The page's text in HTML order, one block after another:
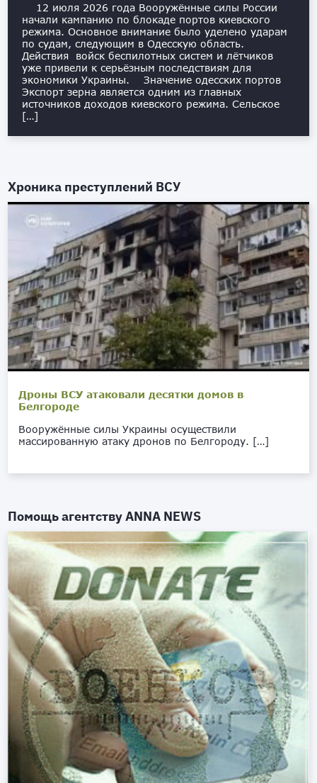
12 июля 2026 года Вооружённые силы России
начали кампанию по блокаде портов киевского
режима. Основное внимание было уделено ударам
по судам, следующим в Одесскую область.
Действия войск беспилотных систем и лётчиков
уже привели к серьёзным последствиям для
экономики Украины. Значение одесских портов
Экспорт зерна является одним из главных
источников доходов киевского режима. Сельское
[…]
Хроника преступлений ВСУ
Дроны ВСУ атаковали десятки домов в
Белгороде
Вооружённые силы Украины осуществили
массированную атаку дронов по Белгороду. […]
Помощь агентствуANNA NEWS